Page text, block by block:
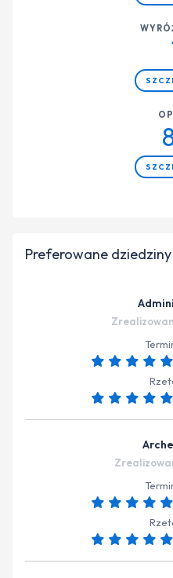
Preferowane dziedziny